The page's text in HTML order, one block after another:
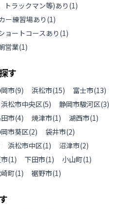
トラックマン等)あり (1)
ー練習場あり (1)
ョートコースあり(1)
営業(1)
す
市(9) 浜松市(15) 富士市(13)
浜松市中央区(5) 静岡市駿河区(3)
市(4) 焼津市(1) 湖西市(1)
市葵区(2) 袋井市(2)
浜松市中区(1) 沼津市(2)
(1) 下田市(1) 小山町(1)
町(1) 裾野市(1)